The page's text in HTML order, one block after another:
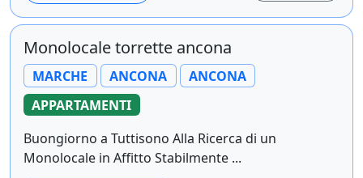
Monolocale torrette ancona
MARCHE ANCONA
ANCONA
APPARTAMENTI
Buongiorno a Tuttisono Alla Ricerca di un
Monolocale in Affitto Stabilmente ...